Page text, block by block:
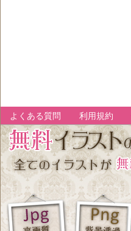
よくある質問 利用規約